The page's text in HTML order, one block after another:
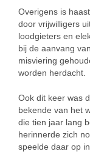
Overigens is
door vrijwilligers
loodgieters en
bij de aanvang
misviering
worden herdacht.
Ook dit keer was
bekende van het
die tien jaar lang
herinnerde zich
speelde daar op in.